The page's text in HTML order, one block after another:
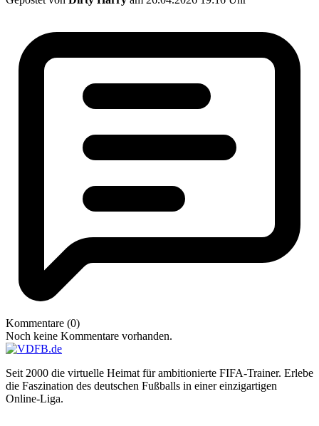
Kommentare (0)
Noch keine Kommentare vorhanden.
Seit 2000 die virtuelle Heimat für ambitionierte FIFA-Trainer. Erlebe
die Faszination des deutschen Fußballs in einer einzigartigen
Online-Liga.